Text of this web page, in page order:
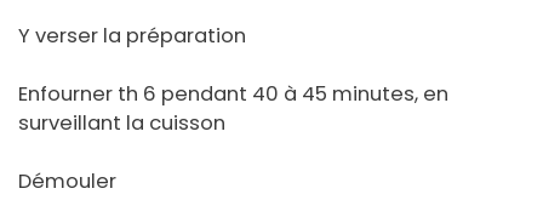
Y verser la préparation
Enfourner th 6 pendant 40 à 45 minutes, en
surveillant la cuisson
Démouler